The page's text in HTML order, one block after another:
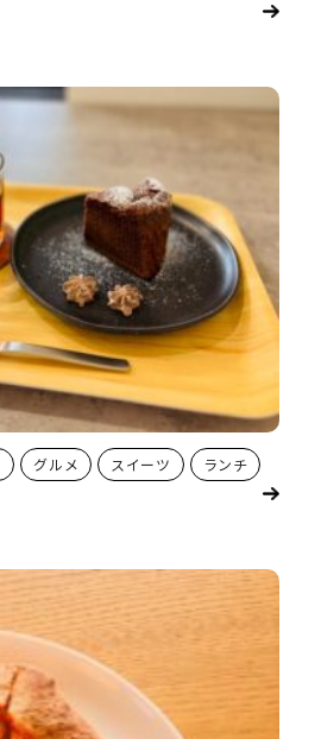
グルメ スイーツ ランチ